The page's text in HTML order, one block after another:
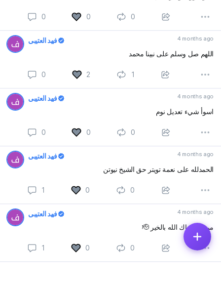
0 0 0
فهد العتيبي 4 months ago
اللهم صل وسلم على نبينا محمد
0 2 1
فهد العتيبي 4 months ago
اسوأ شيء تعديل نوم
0 0 0
فهد العتيبي 4 months ago
الحمدلله على نعمة تويتر حق الشيخ نيوتن
1 0 0
فهد العتيبي 4 months ago
مرحبا مساك الله بالخير 🫡
1 0 0